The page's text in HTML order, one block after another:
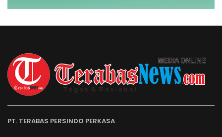
PT. TERABAS PERSINDO PERKASA